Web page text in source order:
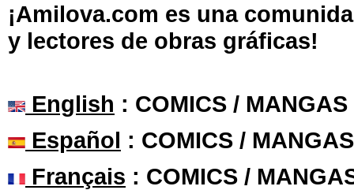
¡Amilova.com es una
y lectores de obras gráficas!
English : COMICS /
Español : COMICS /
Français : COMICS /